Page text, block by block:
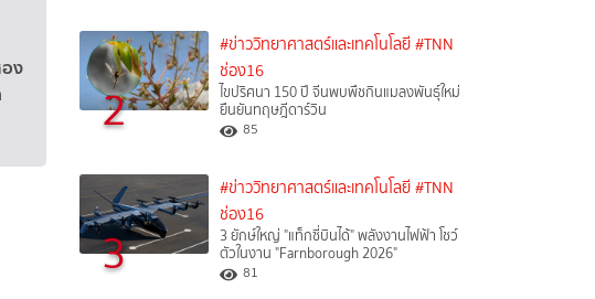
ง
2
#ข่าววิทยาศาสตร์และเทคโนโลยี #TNN
ช่อง16
ไขปริศนา 150 ปี จีนพบพืชกินแมลงพันธุ์ใหม่
ยืนยันทฤษฎีดาร์วิน
85
3
#ข่าววิทยาศาสตร์และเทคโนโลยี #TNN
ช่อง16
3 ยักษ์ใหญ่ "แท็กซี่บินได้" พลังงานไฟฟ้า โชว์
ตัวในงาน "Farnborough 2026"
81